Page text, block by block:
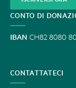
CONTO DI
IBAN CH82 8080
CONTATTATECI